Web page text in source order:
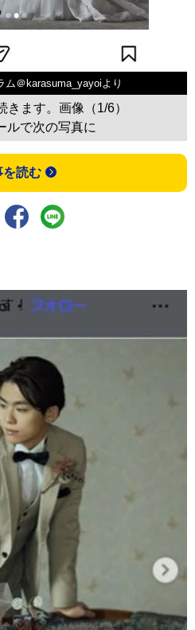
ム＠karasuma_yayoiより
きます。画像（1/6）
ルで次の写真に
を読む